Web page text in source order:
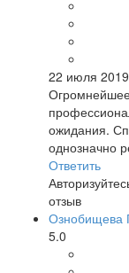
22 июля 2019
ожидания.
однозначно
Ответить
отзыв
Ознобищева
5.0